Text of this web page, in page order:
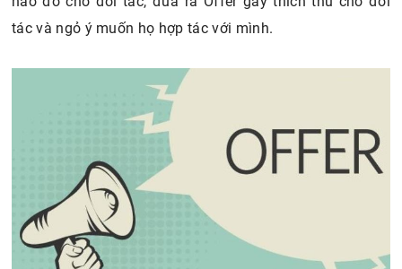
tác và ngỏ ý muốn họ hợp tác với mình.